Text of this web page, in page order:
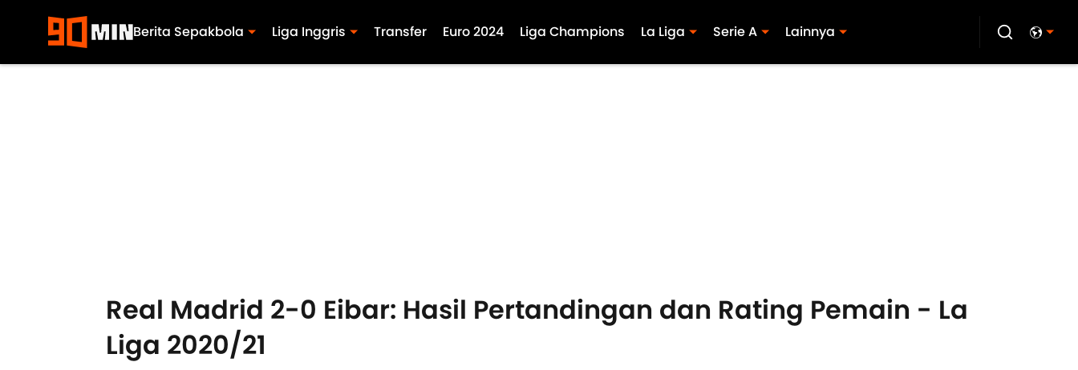
Berita Sepakbola Liga Inggris Transfer Euro 2024 Liga Champions La Liga Serie A Lainnya
Real Madrid 2-0 Eibar: Hasil Pertandingan dan Rating Pemain - La
Liga 2020/21